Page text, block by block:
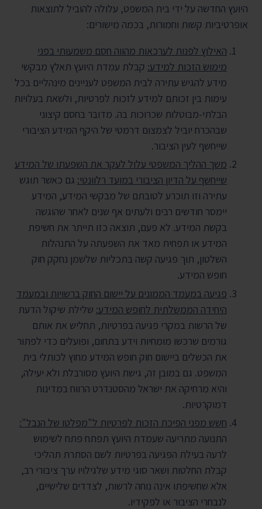
היועץ החדשה על ידי בית המשפט, עלולה להוביל לתוצאות
אופרטיביות קשות וחמורות, בכמה מישורים:
האילוץ לפנות לערכאות מהווה חסם משמעותי בפני
מימוש הזכות למידע: קבלת עמדת היועץ תאלץ מבקשי
מידע להגיש עתירה לבית המשפט לעניינים מינהליים בכל
עימות בין זכותם למידע לזכות לפרטיות, ולשאת בעלויות
הבלתי-מבוטלות שכרוכות בה. מדובר בחסם קיצוני
שבהכרח יוביל לצמצום דרמטי של היקף המידע הציבורי
שייחשף לעין הציבור.
משך ההליך המשפטי עלול לעקר את השפעתו של המידע
שייחשף על הדיון הציבורי במועד רלוונטי: גם כאשר תוגש
עתירה וזו תוכרע לטובתם של מבקשי המידע, המידע
יימסר חודשים רבים ולעתים אף שנים לאחר שהוגשה
בקשת המידע. לא פעם, תוצאה כזו תייתר את חשיפת
המידע או תפחית מאד את השפעתה על התנהלות
השלטון, תוך פגיעה קשה בתכליות שלשמן נחקק חוק
חופש המידע.
פגיעה במעמד הממונים על יישום החוק ברשויות ובמעמד
היחידה הממשלתית לחופש המידע: שלילת שיקול הדעת
של הרשות במקרי פגיעה בפרטיות, תחליש את אותם
גורמים שרכשו מומחיות וידע בתחום, ופועלים כדי לפתור
את הכשלים ביישום חוק חופש המידע מחוץ לכותלי בית
המשפט. גם במובן זה, גישת היועץ מסורבלת ולא יעילה,
והיא מרחיקה את ישראל מהסטנדרט הרווח במדינות
דמוקרטיות.
חשש מפני הפיכת הזכות לפרטיות ל"מפלטו של הנבל":
התנועה מתריעה שעמדת היועץ תפתח פתח לשימוש
לרעה בעילת הפגיעה בפרטיות לשם הסתרת תהליכי
קבלת החלטות ושאר סוגי מידע שלגילויו ערך ציבורי רב,
אלא שחשיפתו אינה נוחה לרשות, לצדדים שלישיים,
לנבחרי הציבור או לפקידיו.